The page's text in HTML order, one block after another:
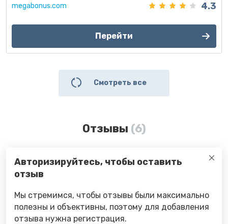
megabonus.com 4.3
Перейти
Смотреть все
Отзывы (6)
Авторизируйтесь, чтобы оставить
отзыв
Мы стремимся, чтобы отзывы были максимально
полезны и объективны, поэтому для добавления
отзыва нужна регистрация.